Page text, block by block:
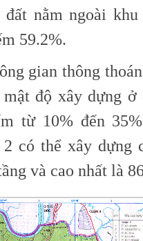
nằm ngoài
59.2%.
gian thông
độ xây dựng ở
từ 10% đến
có thể xây dựng
và cao nhất là